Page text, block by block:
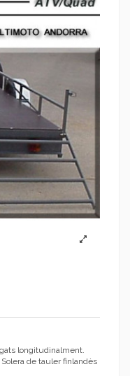
longitudinalment.
de tauler finlandès